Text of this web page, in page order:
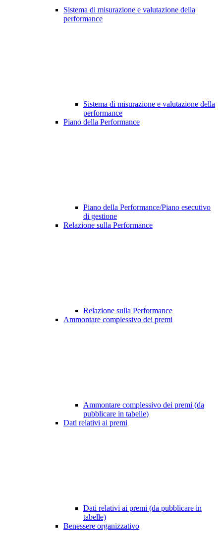
Sistema di misurazione e valutazione della
performance
Sistema di misurazione e valutazione della
performance
Piano della Performance
Piano della Performance/Piano esecutivo
di gestione
Relazione sulla Performance
Relazione sulla Performance
Ammontare complessivo dei premi
Ammontare complessivo dei premi (da
pubblicare in tabelle)
Dati relativi ai premi
Dati relativi ai premi (da pubblicare in
tabelle)
Benessere organizzativo